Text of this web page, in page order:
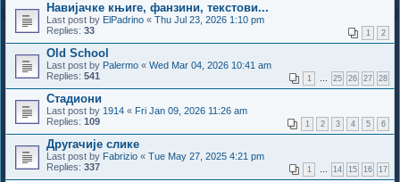
Навијачке књиге, фанзини, текстови...
Last post by ElPadrino « Thu Jul 23, 2026 1:10 pm
Replies: 33 1 2
Old School
Last post by Palermo « Wed Mar 04, 2026 10:41 am
Replies: 541 1 … 25 26 27 28
Стадиони
Last post by 1914 « Fri Jan 09, 2026 11:26 am
Replies: 109 1 2 3 4 5 6
Другачије слике
Last post by Fabrizio « Tue May 27, 2025 4:21 pm
Replies: 337 1 … 14 15 16 17